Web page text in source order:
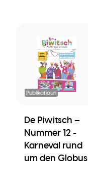
Publikatioun
De Piwitsch –
Nummer 12 -
Karneval rund
um den Globus